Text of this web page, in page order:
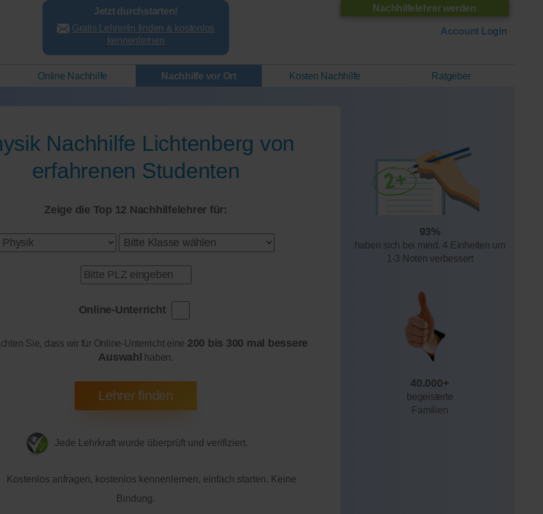
Nachhilfelehrer werden
Account Login
Jetzt durchstarten!
Gratis Lehrer/in finden & kostenlos
kennenlernen
Online Nachhilfe Nachhilfe vor Ort Kosten Nachhilfe Ratgeber
93%
haben sich bei mind. 4 Einheiten um
1-3 Noten verbessert
40.000+
begeisterte
Familien
Nachhilfe Lichtenberg von
erfahrenen Studenten
Zeige die Top 12 Nachhilfelehrer für:
Online-Unterricht
Sie, dass wir für Online-Unterricht eine 200 bis 300 mal bessere
Auswahl
haben.
Jede Lehrkraft wurde überprüft und verifiziert.
Kostenlos anfragen, kostenlos kennenlernen, einfach starten. Keine
Bindung.